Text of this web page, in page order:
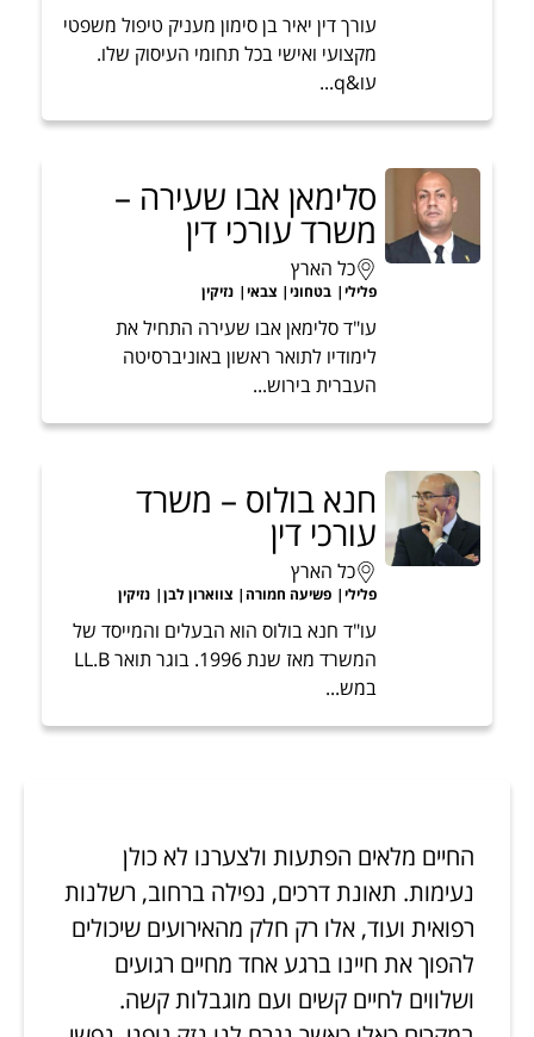
עורך דין יאיר בן סימון מעניק טיפול משפטי
מקצועי ואישי בכל תחומי העיסוק שלו.
עו&q...
סלימאן אבו שעירה –
משרד עורכי דין
כל הארץ
פלילי בטחוני צבאי נזיקין
עו"ד סלימאן אבו שעירה התחיל את
לימודיו לתואר ראשון באוניברסיטה
העברית בירוש...
חנא בולוס – משרד
עורכי דין
כל הארץ
פלילי פשיעה חמורה צווארון לבן נזיקין
עו"ד חנא בולוס הוא הבעלים והמייסד של
המשרד מאז שנת 1996. בוגר תואר LL.B
במש...
החיים מלאים הפתעות ולצערנו לא כולן
נעימות. תאונת דרכים, נפילה ברחוב, רשלנות
רפואית ועוד, אלו רק חלק מהאירועים שיכולים
להפוך את חיינו ברגע אחד מחיים רגועים
ושלווים לחיים קשים ועם מוגבלות קשה.